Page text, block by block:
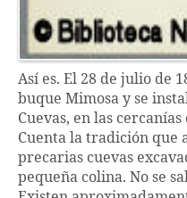
Así es. El 28 de julio de
buque Mimosa y se
Cuevas, en las
Cuenta la tradición
precarias cuevas
pequeña colina. No se